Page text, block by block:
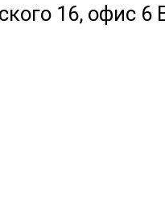
16, офис 6